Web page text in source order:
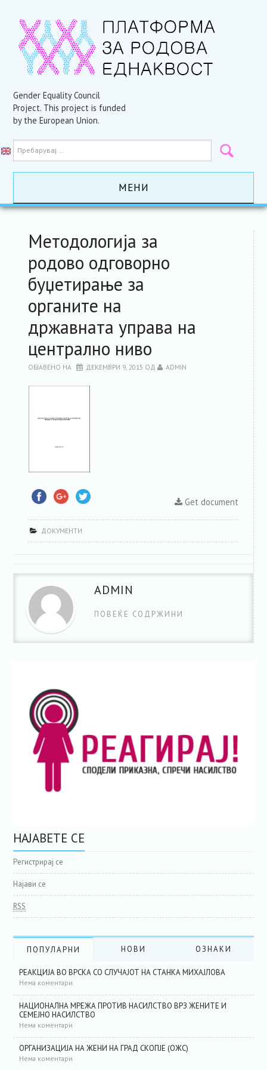
Gender Equality Council
Project. This project is funded
by the European Union.
МЕНИ
АКТИВНОСТИ
РЕСУРСИ
ЗА ЧЛЕНКИТЕ
ФОРУМ
ЗА ПЛАТФОРМАТА
КОНТАКТ
Методологија за
родово одговорно
буџетирање за
органите на
државната управа на
централно ниво
ОБЈАВЕНО НА ДЕКЕМВРИ 9, 2015 ОД ADMIN
Get document
ДОКУМЕНТИ
ADMIN
ПОВЕЌЕ СОДРЖИНИ
НАЈАВЕТЕ СЕ
Регистрирај се
Најави се
RSS
ПОПУЛАРНИ НОВИ ОЗНАКИ
РЕАКЦИЈА ВО ВРСКА СО СЛУЧАЈОТ НА СТАНКА МИХАЈЛОВА
Нема коментари
НАЦИОНАЛНА МРЕЖА ПРОТИВ НАСИЛСТВО ВРЗ ЖЕНИТЕ И
СЕМЕЈНО НАСИЛСТВО
Нема коментари
ОРГАНИЗАЦИЈА НА ЖЕНИ НА ГРАД СКОПЈЕ (ОЖС)
Нема коментари